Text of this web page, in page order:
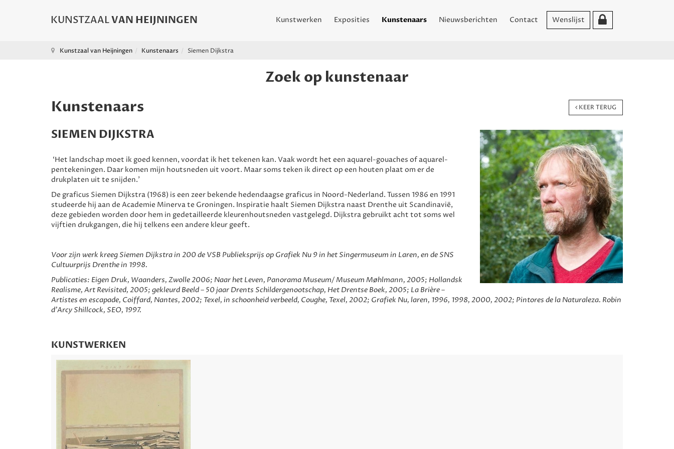
Kunstwerken Exposities Kunstenaars Nieuwsberichten Contact Wenslijst
Kunstzaal van Heijningen Kunstenaars Siemen Dijkstra
Zoek op kunstenaar
KEER TERUG
Kunstenaars
SIEMEN DIJKSTRA
‘Het landschap moet ik goed kennen, voordat ik het tekenen kan. Vaak wordt het een aquarel-gouaches of aquarel-
pentekeningen. Daar komen mijn houtsneden uit voort. Maar soms teken ik direct op een houten plaat om er de
drukplaten uit te snijden.’
De graficus Siemen Dijkstra (1968) is een zeer bekende hedendaagse graficus in Noord-Nederland. Tussen 1986 en 1991
studeerde hij aan de Academie Minerva te Groningen. Inspiratie haalt Siemen Dijkstra naast Drenthe uit Scandinavië,
deze gebieden worden door hem in gedetailleerde kleurenhoutsneden vastgelegd. Dijkstra gebruikt acht tot soms wel
vijftien drukgangen, die hij telkens een andere kleur geeft.
Voor zijn werk kreeg Siemen Dijkstra in 200 de VSB Publieksprijs op Grafiek Nu 9 in het Singermuseum in Laren, en de SNS
Cultuurprijs Drenthe in 1998.
Publicaties: Eigen Druk, Waanders, Zwolle 2006; Naar het Leven, Panorama Museum/ Museum Møhlmann, 2005; Hollandsk
Realisme, Art Revisited, 2005; gekleurd Beeld – 50 jaar Drents Schildergenootschap, Het Drentse Boek, 2005; La Brière –
Artistes en escapade, Coiffard, Nantes, 2002; Texel, in schoonheid verbeeld, Coughe, Texel, 2002; Grafiek Nu, laren, 1996, 1998, 2000, 2002; Pintores de la Naturaleza. Robin
d’Arcy Shillcock, SEO, 1997.
KUNSTWERKEN